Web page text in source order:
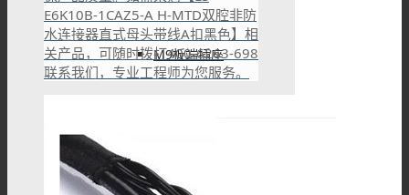
M9板端插座
E6K10B-1CAZ5-A H-MTD双腔非防
水连接器直式母头带线A扣黑色】相
关产品，可随时拨打400-6263-698
联系我们，专业工程师为您服务。